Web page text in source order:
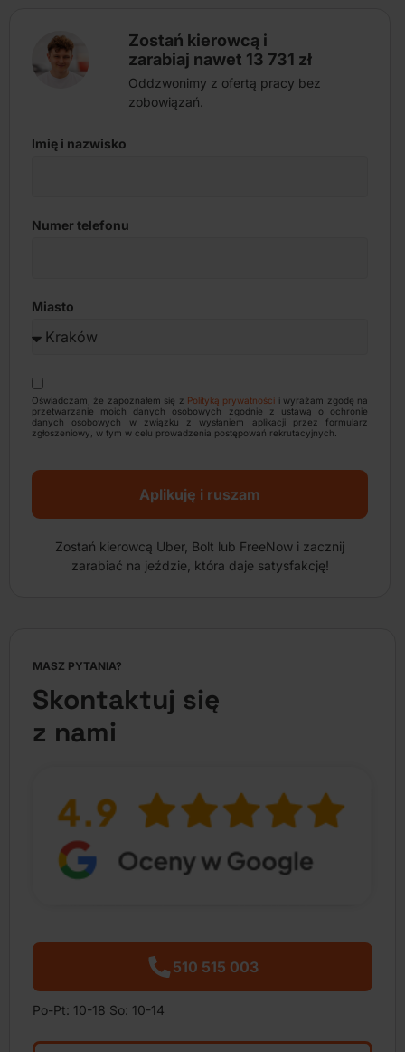
Zostań kierowcą i
zarabiaj nawet 13 731 zł
Oddzwonimy z ofertą pracy bez
zobowiązań.
Imię i nazwisko
Numer telefonu
Miasto
Oświadczam, że zapoznałem się z Polityką prywatności
i wyrażam zgodę na
przetwarzanie moich danych osobowych zgodnie z ustawą o ochronie
danych osobowych w związku z wysłaniem aplikacji przez formularz
zgłoszeniowy, w tym w celu prowadzenia postępowań rekrutacyjnych.
Aplikuję i ruszam
Zostań kierowcą Uber, Bolt lub FreeNow i zacznij
zarabiać na jeździe, która daje satysfakcję!
MASZ PYTANIA?
Skontaktuj się
z nami
510 515 003
Po-Pt: 10-18 So: 10-14